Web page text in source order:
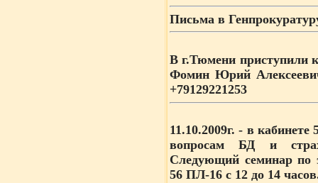
Письма в
В г.Тюмени приступили
Фомин Юрий
+79129221253
11.10.2009г. - в кабинете
вопросам БД и
Следующий семинар по
56 ПЛ-16 с 12 до 14